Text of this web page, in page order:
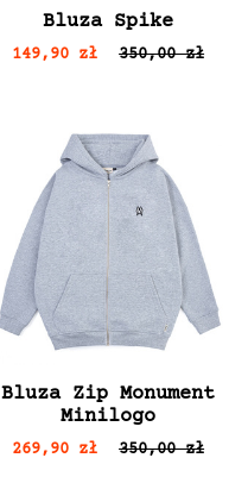
Bluza Spike
149,90 zł 350,00 zł
Bluza Zip Monument
Minilogo
269,90 zł 350,00 zł